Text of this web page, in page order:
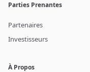
Parties Prenantes
Partenaires
Investisseurs
À Propos